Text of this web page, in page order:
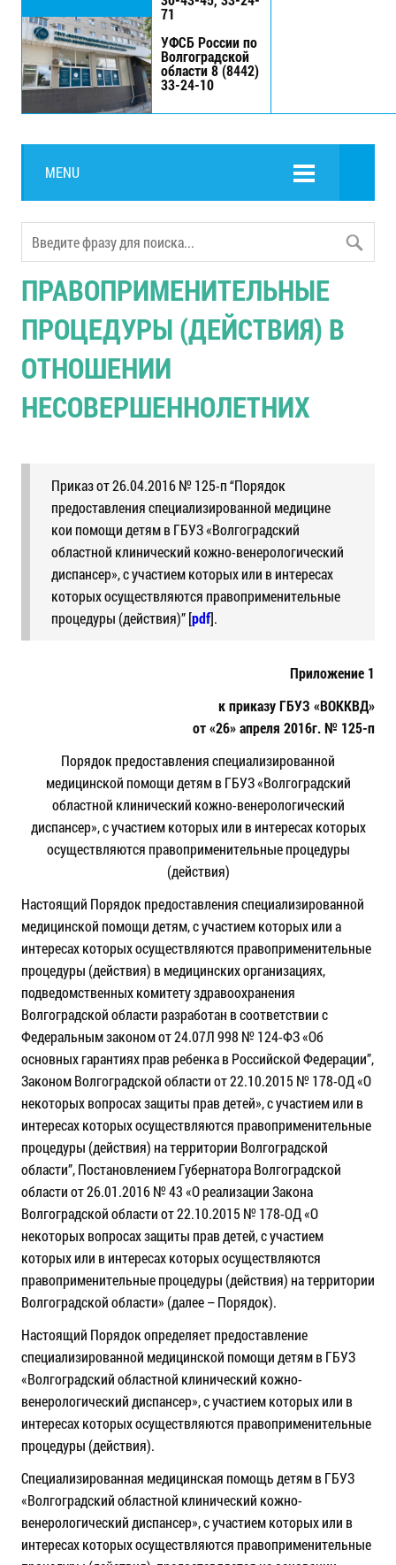
71
УФСБ России по
Волгоградской
области 8 (8442)
33-24-10
MENU
ПРАВОПРИМЕНИТЕЛЬНЫЕ
ПРОЦЕДУРЫ (ДЕЙСТВИЯ) В
ОТНОШЕНИИ
НЕСОВЕРШЕННОЛЕТНИХ
Приказ от 26.04.2016 № 125-п “Порядок
предоставления специализированной медицине
кои помощи детям в ГБУЗ «Волгоградский
областной клинический кожно-венерологический
диспансер», с участием которых или в интересах
которых осуществляются правоприменительные
процедуры (действия)” [pdf].
Приложение 1
к приказу ГБУЗ «ВОККВД»
от «26» апреля 2016г. № 125-п
Порядок предоставления специализированной
медицинской помощи детям в ГБУЗ «Волгоградский
областной клинический кожно-венерологический
диспансер», с участием которых или в интересах которых
осуществляются правоприменительные процедуры
(действия)
Настоящий Порядок предоставления специализированной
медицинской помощи детям, с участием которых или а
интересах которых осуществляются правоприменительные
процедуры (действия) в медицинских организациях,
подведомственных комитету здравоохранения
Волгоградской области разработан в соответствии с
Федеральным законом от 24.07Л 998 № 124-ФЗ «Об
основных гарантиях прав ребенка в Российской Федерации”,
Законом Волгоградской области от 22.10.2015 № 178-ОД «О
некоторых вопросах защиты прав детей», с участием или в
интересах которых осуществляются правоприменительные
процедуры (действия) на территории Волгоградской
области”, Постановлением Губернатора Волгоградской
области от 26.01.2016 № 43 «О реализации Закона
Волгоградской области от 22.10.2015 № 178-ОД «О
некоторых вопросах защиты прав детей, с участием
которых или в интересах которых осуществляются
правоприменительные процедуры (действия) на территории
Волгоградской области» (далее – Порядок).
Настоящий Порядок определяет предоставление
специализированной медицинской помощи детям в ГБУЗ
«Волгоградский областной клинический кожно-
венерологический диспансер», с участием которых или в
интересах которых осуществляются правоприменительные
процедуры (действия).
Специализированная медицинская помощь детям в ГБУЗ
«Волгоградский областной клинический кожно-
венерологический диспансер», с участием которых или в
интересах которых осуществляются правоприменительные